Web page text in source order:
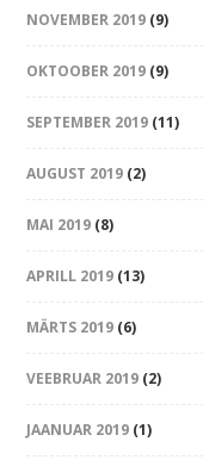
NOVEMBER 2019 (9)
OKTOOBER 2019 (9)
SEPTEMBER 2019 (11)
AUGUST 2019 (2)
MAI 2019 (8)
APRILL 2019 (13)
MÄRTS 2019 (6)
VEEBRUAR 2019 (2)
JAANUAR 2019 (1)